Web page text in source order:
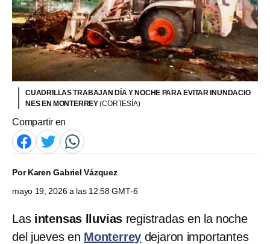
CUADRILLAS TRABAJAN DÍA Y NOCHE PARA EVITAR INUNDACIO
NES EN MONTERREY(CORTESÍA)
Compartir en
PorKaren Gabriel Vázquez
mayo 19, 2026 a las 12:58 GMT-6
Las intensas lluvias registradas en la noche
del jueves en Monterrey dejaron importantes